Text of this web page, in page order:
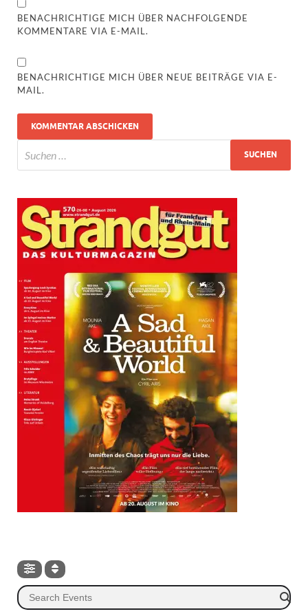
BENACHRICHTIGE MICH ÜBER NACHFOLGENDE
KOMMENTARE VIA E-MAIL.
BENACHRICHTIGE MICH ÜBER NEUE BEITRÄGE VIA E-
MAIL.